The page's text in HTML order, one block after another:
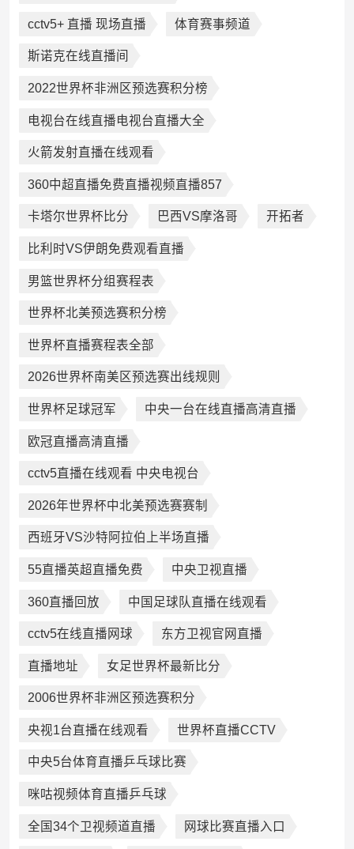
cctv5+ 直播 现场直播 体育赛事频道
斯诺克在线直播间
2022世界杯非洲区预选赛积分榜
电视台在线直播电视台直播大全
火箭发射直播在线观看
360中超直播免费直播视频直播857
卡塔尔世界杯比分 巴西VS摩洛哥 开拓者
比利时VS伊朗免费观看直播
男篮世界杯分组赛程表
世界杯北美预选赛积分榜
世界杯直播赛程表全部
2026世界杯南美区预选赛出线规则
世界杯足球冠军 中央一台在线直播高清直播
欧冠直播高清直播
cctv5直播在线观看 中央电视台
2026年世界杯中北美预选赛赛制
西班牙VS沙特阿拉伯上半场直播
55直播英超直播免费 中央卫视直播
360直播回放 中国足球队直播在线观看
cctv5在线直播网球 东方卫视官网直播
直播地址 女足世界杯最新比分
2006世界杯非洲区预选赛积分
央视1台直播在线观看 世界杯直播CCTV
中央5台体育直播乒乓球比赛
咪咕视频体育直播乒乓球
全国34个卫视频道直播 网球比赛直播入口